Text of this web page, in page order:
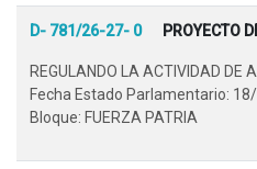
D- 781/26-27- 0 PROYECTO
REGULANDO LA ACTIVIDAD DE
Fecha Estado Parlamentario:
Bloque: FUERZA PATRIA